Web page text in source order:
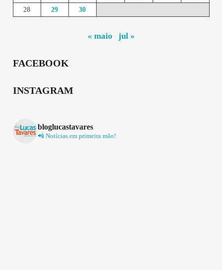
28
29 30
« maio jul »
FACEBOOK
INSTAGRAM
bloglucastavares
📲 Notícias em primeira mão!